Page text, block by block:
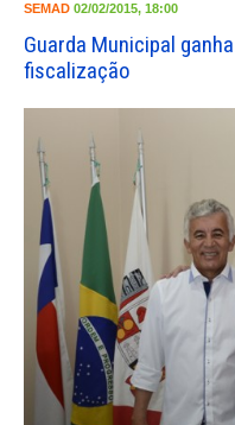
SEMAD 02/02/2015, 18:00
Guarda Municipal
fiscalização